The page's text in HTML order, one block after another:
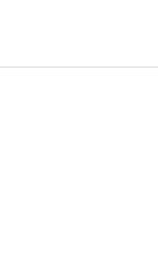
content